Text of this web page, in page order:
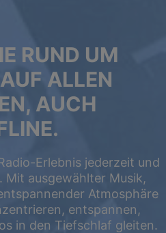
RUND UM
ALLEN
AUCH
Erlebnis jederzeit und
Mit ausgewählter Musik,
Atmosphäre
entspannen,
in den Tiefschlaf gleiten.